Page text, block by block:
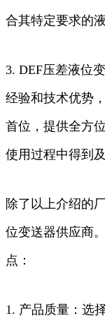
合其特定要求的
3. DEF压差液位
经验和技术优势
首位，提供全方
使用过程中得到
除了以上介绍的
位变送器供应商
点：
1. 产品质量：选